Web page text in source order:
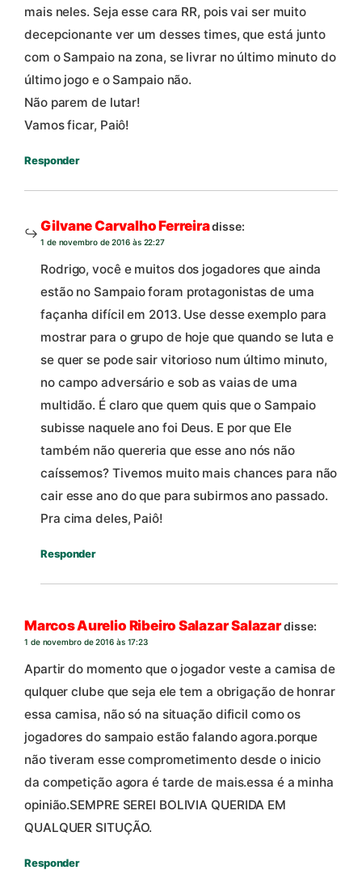
mais neles. Seja esse cara RR, pois vai ser muito
decepcionante ver um desses times, que está junto
com o Sampaio na zona, se livrar no último minuto do
último jogo e o Sampaio não.
Não parem de lutar!
Vamos ficar, Paiô!
Responder
Gilvane Carvalho Ferreiradisse:
1 de novembro de 2016 às 22:27
Rodrigo, você e muitos dos jogadores que ainda
estão no Sampaio foram protagonistas de uma
façanha difícil em 2013. Use desse exemplo para
mostrar para o grupo de hoje que quando se luta e
se quer se pode sair vitorioso num último minuto,
no campo adversário e sob as vaias de uma
multidão. É claro que quem quis que o Sampaio
subisse naquele ano foi Deus. E por que Ele
também não quereria que esse ano nós não
caíssemos? Tivemos muito mais chances para não
cair esse ano do que para subirmos ano passado.
Pra cima deles, Paiô!
Responder
Marcos Aurelio Ribeiro Salazar Salazardisse:
1 de novembro de 2016 às 17:23
Apartir do momento que o jogador veste a camisa de
qulquer clube que seja ele tem a obrigação de honrar
essa camisa, não só na situação dificil como os
jogadores do sampaio estão falando agora.porque
não tiveram esse comprometimento desde o inicio
da competição agora é tarde de mais.essa é a minha
opinião.SEMPRE SEREI BOLIVIA QUERIDA EM
QUALQUER SITUÇÃO.
Responder